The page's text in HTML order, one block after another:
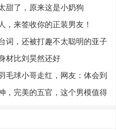
甜了，原来这是小奶狗
，来签收你的正装男友！
词，还被打趣不太聪明的亚子
材比刘昊然还好
毛球小哥走红，网友：体会到
，完美的五官，这个男模值得